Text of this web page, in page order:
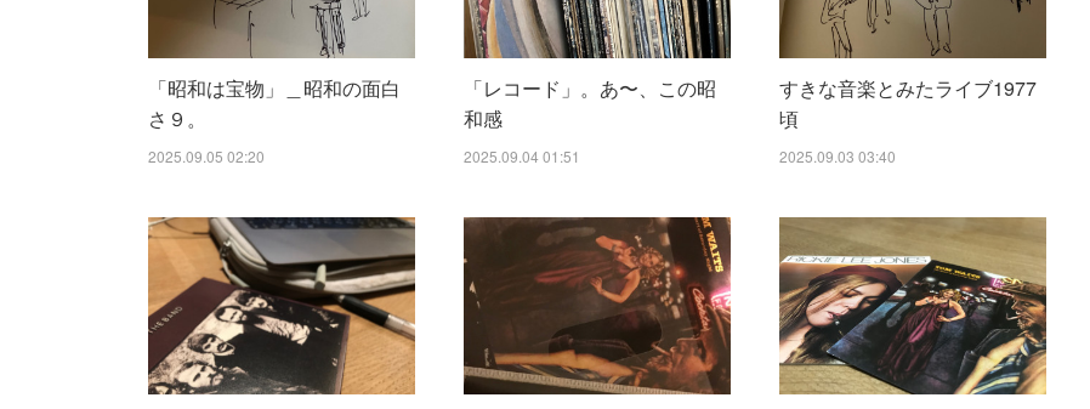
「昭和は宝物」＿昭和の面白
さ９。
2025.09.05 02:20
「レコード」。あ〜、この昭
和感
2025.09.04 01:51
すきな音楽とみたライブ1977
頃
2025.09.03 03:40